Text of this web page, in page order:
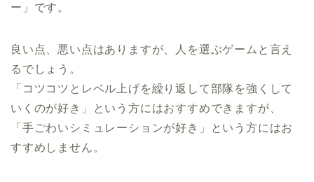
ー」です。
良い点、悪い点はありますが、人を選ぶゲームと言え
るでしょう。
「コツコツとレベル上げを繰り返して部隊を強くして
いくのが好き」という方にはおすすめできますが、
「手ごわいシミュレーションが好き」という方にはお
すすめしません。